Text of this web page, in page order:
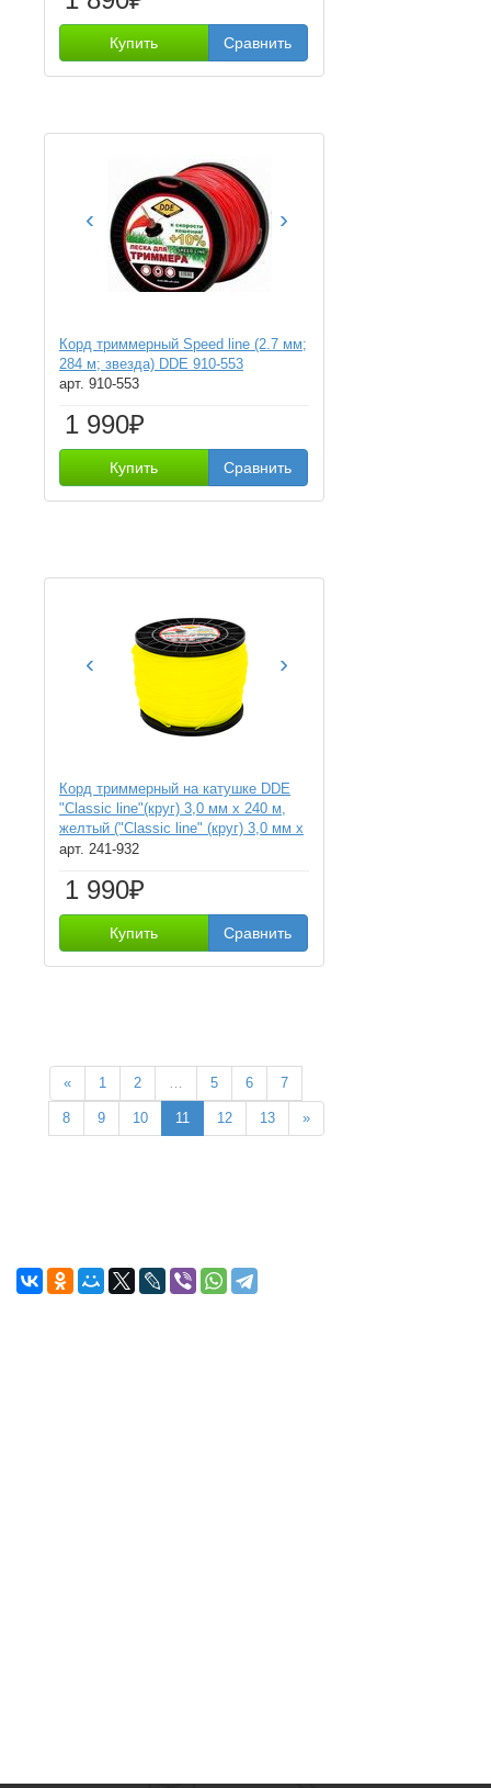
Купить Сравнить
‹ ›
Корд триммерный Speed line (2.7 мм;
284 м; звезда) DDE 910-553
арт. 910-553
1 990₽
Купить Сравнить
‹ ›
Корд триммерный на катушке DDE
"Classic line"(круг) 3,0 мм х 240 м,
желтый ("Classic line" (круг) 3,0 мм х
240 м, желтый)
арт. 241-932
1 990₽
Купить Сравнить
« 1 2 … 5 6 7
8 9 10 11 12 13 »